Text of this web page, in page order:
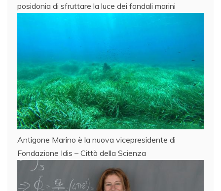
posidonia di sfruttare la luce dei fondali marini
Antigone Marino è la nuova vicepresidente di
Fondazione Idis – Città della Scienza